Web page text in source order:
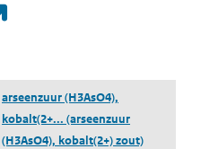
arseenzuur (H3AsO4),
kobalt(2+... (arseenzuur
(H3AsO4), kobalt(2+) zout)